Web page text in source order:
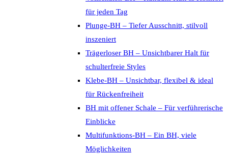
für jeden Tag
Plunge-BH – Tiefer Ausschnitt, stilvoll
inszeniert
Trägerloser BH – Unsichtbarer Halt für
schulterfreie Styles
Klebe-BH – Unsichtbar, flexibel & ideal
für Rückenfreiheit
BH mit offener Schale – Für verführerische
Einblicke
Multifunktions-BH – Ein BH, viele
Möglichkeiten